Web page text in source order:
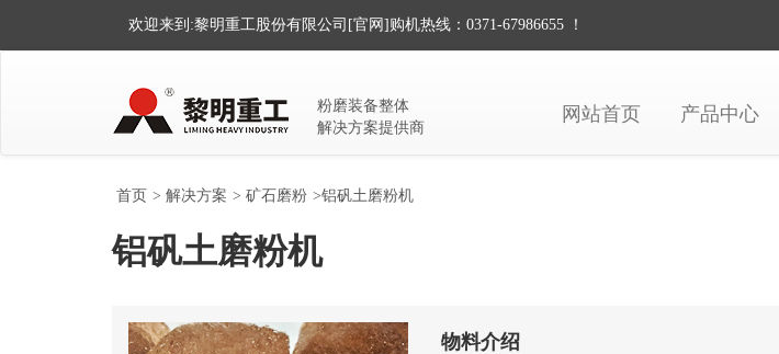
欢迎来到:黎明重工股份有限公司[官网] 购机热线：0371-67986655 ！
粉磨装备整体
解决方案提供商
网站首页 产品中心
首页 > 解决方案 > 矿石磨粉 >铝矾土磨粉机
铝矾土磨粉机
物料介绍